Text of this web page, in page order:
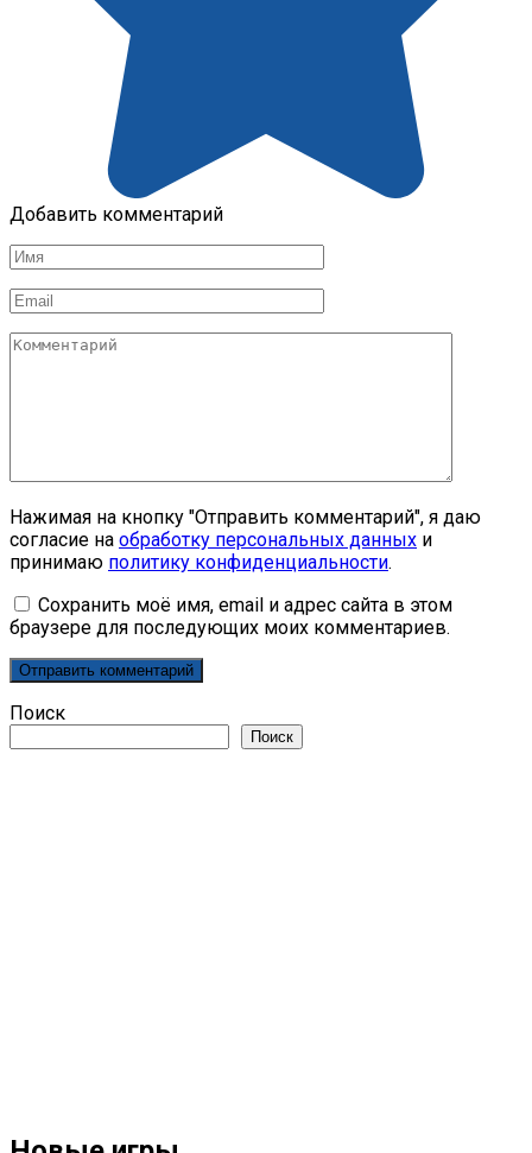
Добавить комментарий
Имя
*
Email
*
Комментарий
Нажимая на кнопку "Отправить комментарий", я даю
согласие на обработку персональных данных и
принимаю политику конфиденциальности.
Сохранить моё имя, email и адрес сайта в этом
браузере для последующих моих комментариев.
Поиск
Поиск